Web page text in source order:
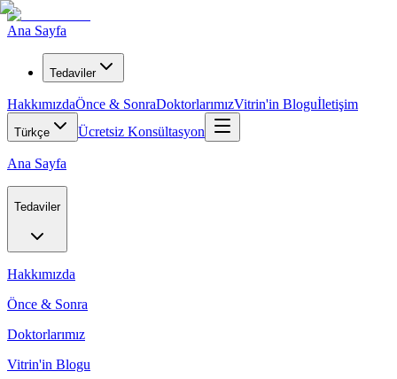
Ana Sayfa
Tedaviler
HakkımızdaÖnce & SonraDoktorlarımızVitrin'in Bloguİletişim
Türkçe Ücretsiz Konsültasyon
Ana Sayfa
Tedaviler
Hakkımızda
Önce & Sonra
Doktorlarımız
Vitrin'in Blogu